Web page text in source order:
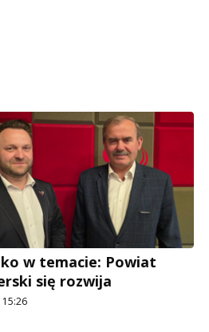
w temacie: Powiat
się rozwija